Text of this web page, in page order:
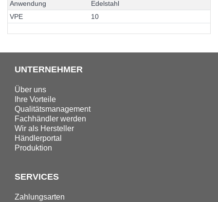
Anwendung Edelstahl
VPE 10
UNTERNEHMER
Über uns
Ihre Vorteile
Qualitätsmanagement
Fachhändler werden
Wir als Hersteller
Händlerportal
Produktion
SERVICES
Zahlungsarten